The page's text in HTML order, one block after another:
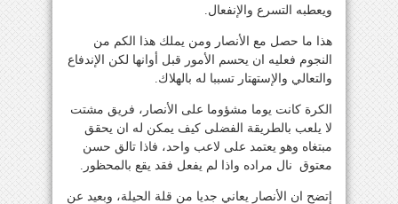
ويعطبه التسرع والإنفعال.
هذا ما حصل مع الأنصار ومن يملك هذا الكم من
النجوم فعليه ان يحسم الأمور قبل أوانها لكن الإندفاع
والتعالي والإستهتار تسببا له بالهلاك.
الكرة كانت يوما مشؤوما على الأنصار، فريق مشتت
لا يلعب بالطريقة الفضلى كيف يمكن له ان يحقق
مبتغاه وهو يعتمد على لاعب واحد، فاذا تالق حسن
معتوق نال مراده واذا لم يفعل فقد يقع بالمحظور.
إتضح ان الأنصار يعاني جديا من قلة الحيلة، وبعيد عن